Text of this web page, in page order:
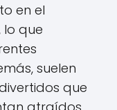
en el
lo que
suelen
que